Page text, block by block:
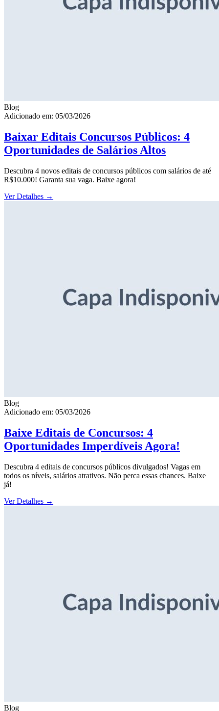
Blog
Adicionado em: 05/03/2026
Baixar Editais Concursos Públicos: 4
Oportunidades de Salários Altos
Descubra 4 novos editais de concursos públicos com salários de até
R$10.000! Garanta sua vaga. Baixe agora!
Ver Detalhes →
Blog
Adicionado em: 05/03/2026
Baixe Editais de Concursos: 4
Oportunidades Imperdíveis Agora!
Descubra 4 editais de concursos públicos divulgados! Vagas em
todos os níveis, salários atrativos. Não perca essas chances. Baixe
já!
Ver Detalhes →
Blog